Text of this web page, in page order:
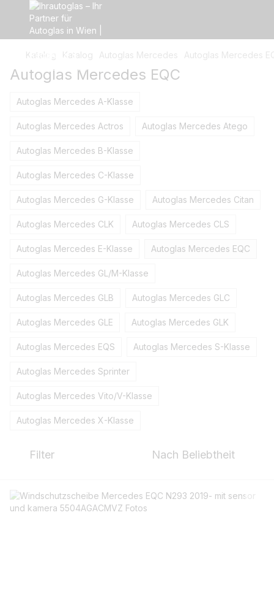
Katalog Katalog Autoglas Mercedes Autoglas Mercedes
Autoglas Mercedes EQC
Autoglas Mercedes A-Klasse
Autoglas Mercedes Actros Autoglas Mercedes Atego
Autoglas Mercedes B-Klasse
Autoglas Mercedes C-Klasse
Autoglas Mercedes G-Klasse Autoglas Mercedes Citan
Autoglas Mercedes CLK Autoglas Mercedes CLS
Autoglas Mercedes E-Klasse Autoglas Mercedes EQC
Autoglas Mercedes GL/M-Klasse
Autoglas Mercedes GLB Autoglas Mercedes GLC
Autoglas Mercedes GLE Autoglas Mercedes GLK
Autoglas Mercedes EQS Autoglas Mercedes S-Klasse
Autoglas Mercedes Sprinter
Autoglas Mercedes Vito/V-Klasse
Autoglas Mercedes X-Klasse
Filter Nach Beliebtheit